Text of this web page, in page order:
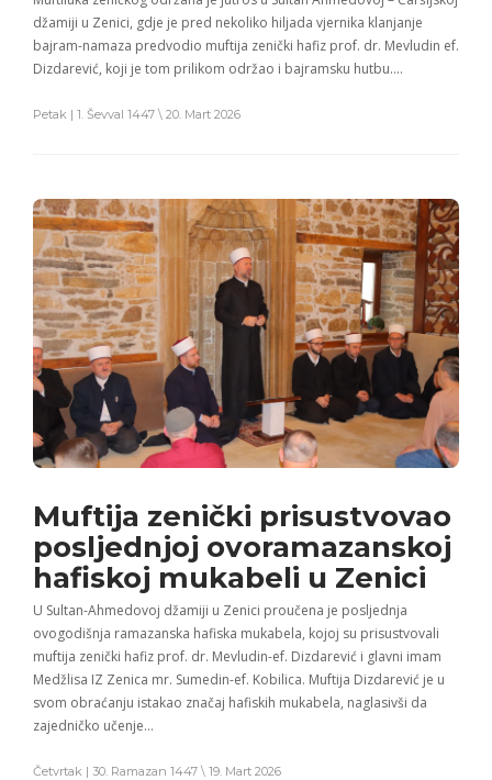
džamiji u Zenici, gdje je pred nekoliko hiljada vjernika klanjanje
bajram-namaza predvodio muftija zenički hafiz prof. dr. Mevludin ef.
Dizdarević, koji je tom prilikom održao i bajramsku hutbu….
Petak | 1. Ševval 1447 \ 20. Mart 2026
Muftija zenički prisustvovao
posljednjoj ovoramazanskoj
hafiskoj mukabeli u Zenici
U Sultan-Ahmedovoj džamiji u Zenici proučena je posljednja
ovogodišnja ramazanska hafiska mukabela, kojoj su prisustvovali
muftija zenički hafiz prof. dr. Mevludin-ef. Dizdarević i glavni imam
Medžlisa IZ Zenica mr. Sumedin-ef. Kobilica. Muftija Dizdarević je u
svom obraćanju istakao značaj hafiskih mukabela, naglasivši da
zajedničko učenje…
Četvrtak | 30. Ramazan 1447 \ 19. Mart 2026